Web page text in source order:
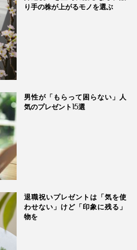
約6.8cm）の幅がありますが、土
安定感があります。底部には、滑
いたら、お気に入りの時計を外し
セットするんです。仕事中は、メ
、電話がかかってきたら、ペンを
、すぐ手が届く、心地よい空間。
スクを目指して、『M.SCOOP』
松さん）
ガネ・ペン……ひとつ、ひとつセッ
ごらんのとおり、実にスマート。
り手の株が上がるモノを選ぶ
男性が「もらって困らない」人
気のプレゼント15選
退職祝いプレゼントは「気を使
わせない」けど「印象に残る」
物を